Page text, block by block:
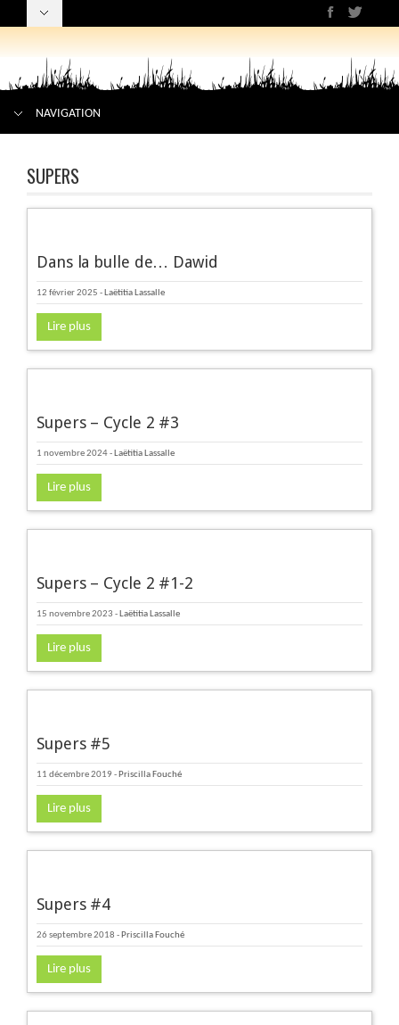
NAVIGATION
SUPERS
Dans la bulle de… Dawid
12 février 2025 - Laëtitia Lassalle
Lire plus
Supers – Cycle 2 #3
1 novembre 2024- Laëtitia Lassalle
Lire plus
Supers – Cycle 2 #1-2
15 novembre 2023 - Laëtitia Lassalle
Lire plus
Supers #5
11 décembre 2019- Priscilla Fouché
Lire plus
Supers #4
26 septembre 2018 - Priscilla Fouché
Lire plus